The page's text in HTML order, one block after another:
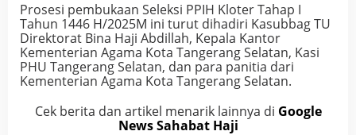
Prosesi pembukaan Seleksi PPIH Kloter Tahap I
Tahun 1446 H/2025M ini turut dihadiri Kasubbag TU
Direktorat Bina Haji Abdillah, Kepala Kantor
Kementerian Agama Kota Tangerang Selatan, Kasi
PHU Tangerang Selatan, dan para panitia dari
Kementerian Agama Kota Tangerang Selatan.
Cek berita dan artikel menarik lainnya di Google
News Sahabat Haji